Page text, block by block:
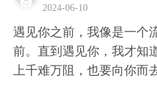
2024-06-10
遇见你之前，我像是一个
前。直到遇见你，我才知
上千难万阻，也要向你而